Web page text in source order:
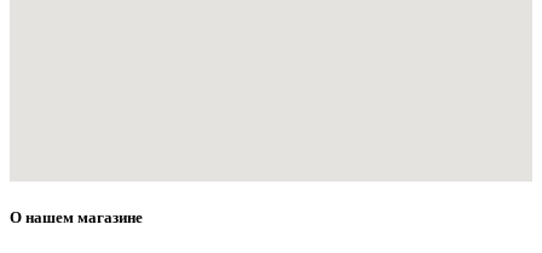
О нашем магазине